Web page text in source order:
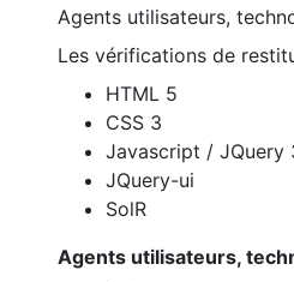
Agents utilisateurs,
Les vérifications de
HTML 5
CSS 3
Javascript / JQuery
JQuery-ui
SolR
Agents utilisateurs,